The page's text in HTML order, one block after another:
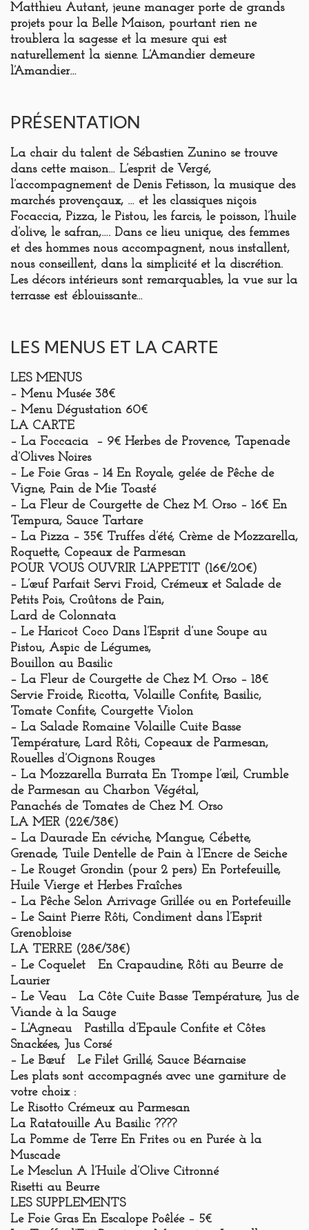
Matthieu Autant, jeune manager porte de grands
projets pour la Belle Maison, pourtant rien ne
troublera la sagesse et la mesure qui est
naturellement la sienne. L’Amandier demeure
l’Amandier…
PRÉSENTATION
La chair du talent de Sébastien Zunino se trouve
dans cette maison… L’esprit de Vergé,
l’accompagnement de Denis Fetisson, la musique des
marchés provençaux, … et les classiques niçois
Focaccia, Pizza, le Pistou, les farcis, le poisson, l’huile
d’olive, le safran,…. Dans ce lieu unique, des femmes
et des hommes nous accompagnent, nous installent,
nous conseillent, dans la simplicité et la discrétion.
Les décors intérieurs sont remarquables, la vue sur la
terrasse est éblouissante…
LES MENUS ET LA CARTE
LES MENUS
– Menu Musée 38€
– Menu Dégustation 60€
LA CARTE
– La Foccacia – 9€ Herbes de Provence, Tapenade
d’Olives Noires
– Le Foie Gras – 14 En Royale, gelée de Pêche de
Vigne, Pain de Mie Toasté
– La Fleur de Courgette de Chez M. Orso – 16€ En
Tempura, Sauce Tartare
– La Pizza – 35€ Truffes d’été, Crème de Mozzarella,
Roquette, Copeaux de Parmesan
POUR VOUS OUVRIR L’APPETIT (16€/20€)
– L’œuf Parfait Servi Froid, Crémeux et Salade de
Petits Pois, Croûtons de Pain,
Lard de Colonnata
– Le Haricot Coco Dans l’Esprit d’une Soupe au
Pistou, Aspic de Légumes,
Bouillon au Basilic
– La Fleur de Courgette de Chez M. Orso – 18€
Servie Froide, Ricotta, Volaille Confite, Basilic,
Tomate Confite, Courgette Violon
– La Salade Romaine Volaille Cuite Basse
Température, Lard Rôti, Copeaux de Parmesan,
Rouelles d’Oignons Rouges
– La Mozzarella Burrata En Trompe l’œil, Crumble
de Parmesan au Charbon Végétal,
Panachés de Tomates de Chez M. Orso
LA MER (22€/38€)
– La Daurade En céviche, Mangue, Cébette,
Grenade, Tuile Dentelle de Pain à l’Encre de Seiche
– Le Rouget Grondin (pour 2 pers) En Portefeuille,
Huile Vierge et Herbes Fraîches
– La Pêche Selon Arrivage Grillée ou en Portefeuille
– Le Saint Pierre Rôti, Condiment dans l’Esprit
Grenobloise
LA TERRE (28€/38€)
– Le Coquelet En Crapaudine, Rôti au Beurre de
Laurier
– Le Veau La Côte Cuite Basse Température, Jus de
Viande à la Sauge
– L’Agneau Pastilla d’Epaule Confite et Côtes
Snackées, Jus Corsé
– Le Bœuf Le Filet Grillé, Sauce Béarnaise
Les plats sont accompagnés avec une garniture de
votre choix :
Le Risotto Crémeux au Parmesan
La Ratatouille Au Basilic ????
La Pomme de Terre En Frites ou en Purée à la
Muscade
Le Mesclun A l’Huile d’Olive Citronné
Risetti au Beurre
LES SUPPLEMENTS
Le Foie Gras En Escalope Poêlée – 5€